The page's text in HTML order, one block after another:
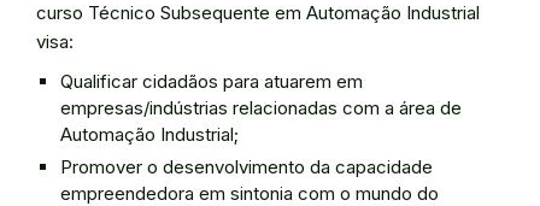
curso Técnico Subsequente em Automação Industrial
visa:
Qualificar cidadãos para atuarem em
empresas/indústrias relacionadas com a área de
Automação Industrial;
Promover o desenvolvimento da capacidade
empreendedora em sintonia com o mundo do